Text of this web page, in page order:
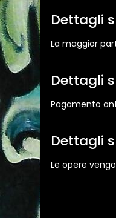
Dettagli
La maggior
Dettagli
Pagamento
Dettagli
Le opere